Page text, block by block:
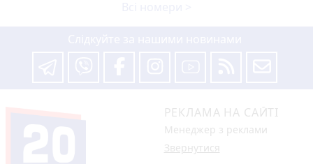
РЕКЛАМА НА САЙТІ
Менеджер з реклами
Звернутися